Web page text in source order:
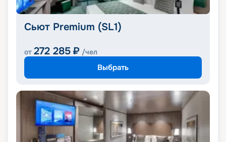
Сьют Premium (SL1)
от 272 285 ₽ /чел
Выбрать